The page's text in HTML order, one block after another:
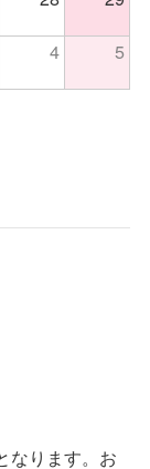
4 5
なります。お